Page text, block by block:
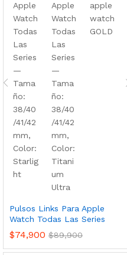
Pulsos Links Para Apple
Watch Todas Las Series
$74,900 $89,900